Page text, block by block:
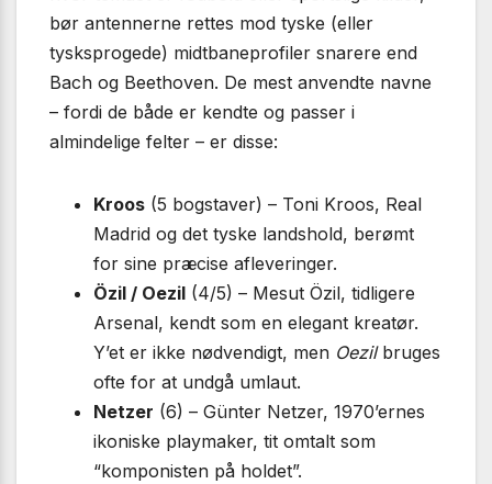
bør antennerne rettes mod tyske (eller
tysksprogede) midtbaneprofiler snarere end
Bach og Beethoven. De mest anvendte navne
– fordi de både er kendte og passer i
almindelige felter – er disse:
Kroos (5 bogstaver) – Toni Kroos, Real
Madrid og det tyske landshold, berømt
for sine præcise afleveringer.
Özil / Oezil (4/5) – Mesut Özil, tidligere
Arsenal, kendt som en elegant kreatør.
Y’et er ikke nødvendigt, men Oezilbruges
ofte for at undgå umlaut.
Netzer (6) – Günter Netzer, 1970’ernes
ikoniske playmaker, tit omtalt som
“komponisten på holdet”.